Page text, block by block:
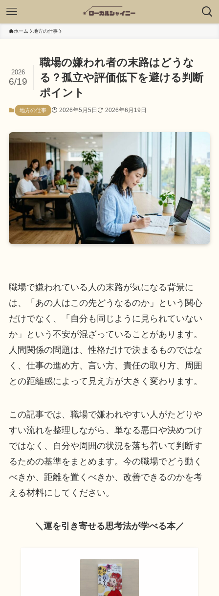
ホーム 地方の仕事
職場の嫌われ者の末路はどうな
る？孤立や評価低下を避ける判断
ポイント
2026
6/19
地方の仕事 2026年5月5日 2026年6月19日
職場で嫌われている人の末路が気になる背景に
は、「あの人はこの先どうなるのか」という関心
だけでなく、「自分も同じように見られていない
か」という不安が混ざっていることがあります。
人間関係の問題は、性格だけで決まるものではな
く、仕事の進め方、言い方、責任の取り方、周囲
との距離感によって見え方が大きく変わります。
この記事では、職場で嫌われやすい人がたどりや
すい流れを整理しながら、単なる悪口や決めつけ
ではなく、自分や周囲の状況を落ち着いて判断す
るための基準をまとめます。今の職場でどう動く
べきか、距離を置くべきか、改善できるのかを考
える材料にしてください。
＼運を引き寄せる思考法が学べる本／